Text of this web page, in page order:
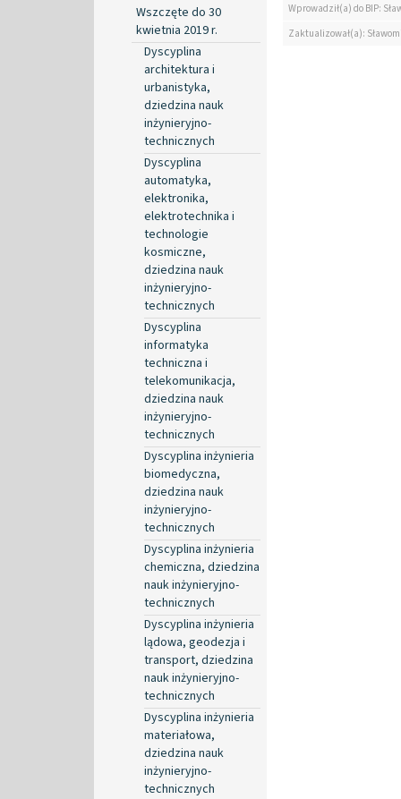
Wszczęte do 30
kwietnia 2019 r.
Dyscyplina
architektura i
urbanistyka,
dziedzina nauk
inżynieryjno-
technicznych
Dyscyplina
automatyka,
elektronika,
elektrotechnika i
technologie
kosmiczne,
dziedzina nauk
inżynieryjno-
technicznych
Dyscyplina
informatyka
techniczna i
telekomunikacja,
dziedzina nauk
inżynieryjno-
technicznych
Dyscyplina inżynieria
biomedyczna,
dziedzina nauk
inżynieryjno-
technicznych
Dyscyplina inżynieria
chemiczna, dziedzina
nauk inżynieryjno-
technicznych
Dyscyplina inżynieria
lądowa, geodezja i
transport, dziedzina
nauk inżynieryjno-
technicznych
Dyscyplina inżynieria
materiałowa,
dziedzina nauk
inżynieryjno-
technicznych
Wprowadził(a) do BIP:
Zaktualizował(a):